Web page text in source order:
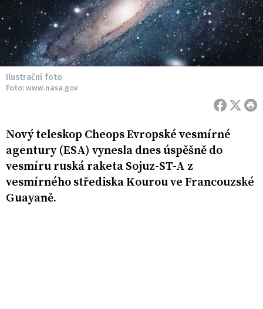
Ilustrační foto
Foto: www.nasa.gov
Nový teleskop Cheops Evropské vesmírné
agentury (ESA) vynesla dnes úspěšně do
vesmíru ruská raketa Sojuz-ST-A z
vesmírného střediska Kourou ve Francouzské
Guayaně.